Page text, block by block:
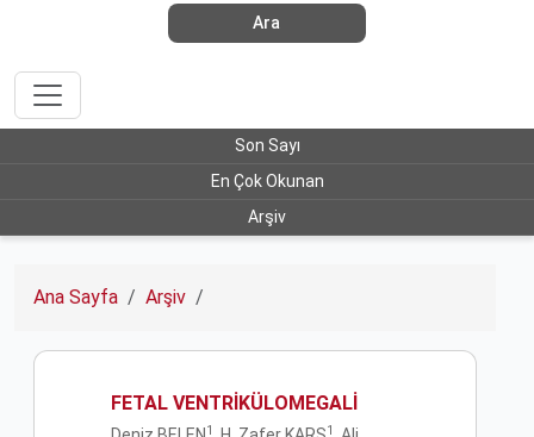
Ara
Son Sayı
En Çok Okunan
Arşiv
Ana Sayfa Arşiv
FETAL VENTRİKÜLOMEGALİ
1 1